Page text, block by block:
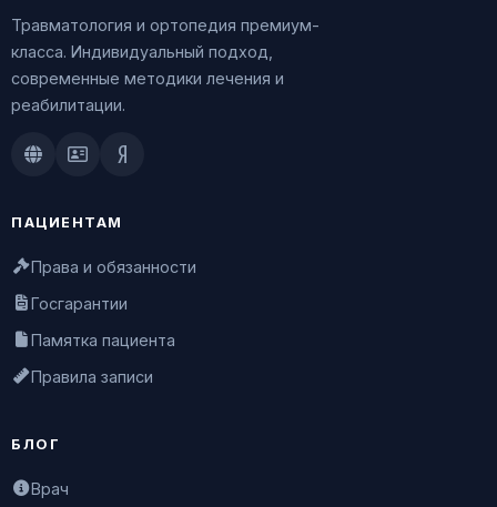
Травматология и ортопедия премиум-
класса. Индивидуальный подход,
современные методики лечения и
реабилитации.
Doctu.ruПроДокторов
Яндекс.Здоровье
ПАЦИЕНТАМ
Права и обязанности
Госгарантии
Памятка пациента
Правила записи
БЛОГ
Врач